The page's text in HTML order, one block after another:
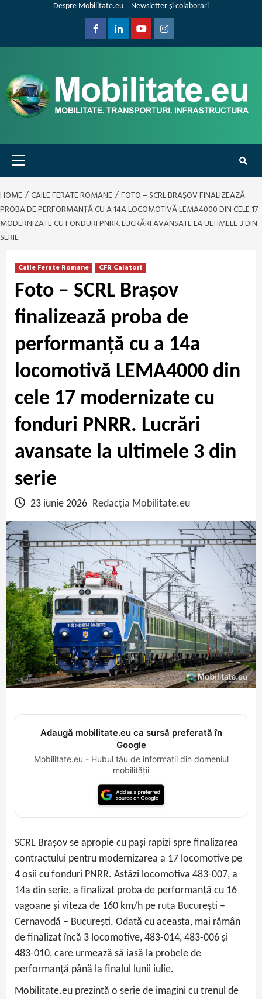
Despre Mobilitate.eu Newsletter și colaborari
FacebookLinkedinYoutubeInstagram
Primary
Menu
HOME CAILE FERATE ROMANE
FOTO – SCRL BRAȘOV FINALIZEAZĂ
PROBA DE PERFORMANȚĂ CU A 14A LOCOMOTIVĂ LEMA4000 DIN CELE 17
MODERNIZATE CU FONDURI PNRR. LUCRĂRI AVANSATE LA ULTIMELE 3 DIN
SERIE
Caile Ferate Romane CFR Calatori
Foto – SCRL Brașov
finalizează proba de
performanță cu a 14a
locomotivă LEMA4000 din
cele 17 modernizate cu
fonduri PNRR. Lucrări
avansate la ultimele 3 din
serie
23 iunie 2026 Redacția Mobilitate.eu
Adaugă mobilitate.eu ca sursă preferată în
Google
Mobilitate.eu - Hubul tău de informații din domeniul
mobilității
SCRL Brașov se apropie cu pași rapizi spre finalizarea
contractului pentru modernizarea a 17 locomotive pe
4 osii cu fonduri PNRR. Astăzi locomotiva 483-007, a
14a din serie, a finalizat proba de performanță cu 16
vagoane și viteza de 160 km/h pe ruta București –
Cernavodă – București. Odată cu aceasta, mai rămân
de finalizat încă 3 locomotive, 483-014, 483-006 și
483-010, care urmează să iasă la probele de
performanță până la finalul lunii iulie.
Mobilitate.eu prezintă o serie de imagini cu trenul de